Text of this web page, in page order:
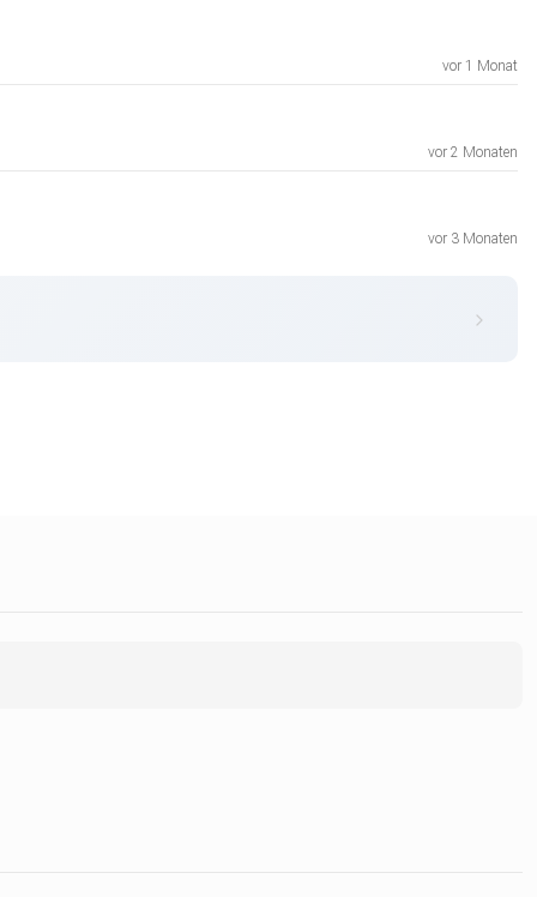
vor 1 Monat
vor 2 Monaten
vor 3 Monaten